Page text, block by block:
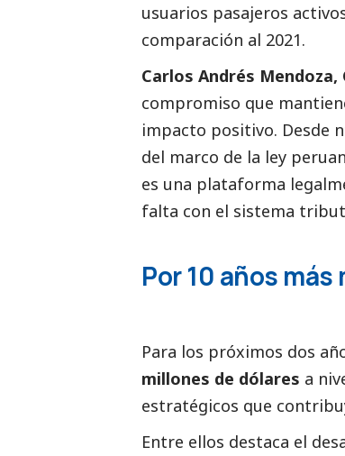
usuarios pasajeros
comparación al 2021.
Carlos Andrés
compromiso que
impacto positivo. Desde
del marco de la ley
es una plataforma
falta con el sistema
Por 10 años
Para los próximos dos
millones de dólares a
estratégicos que
Entre ellos destaca el